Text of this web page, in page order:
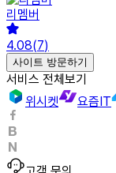
리멤버
4.08(7)
사이트 방문하기
서비스 전체보기
위시켓
요즘IT